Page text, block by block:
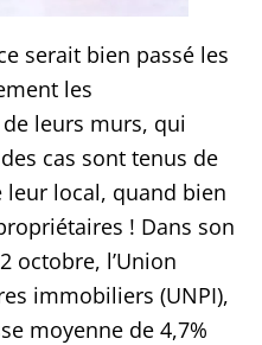
serait bien passé les
les
leurs murs, qui
cas sont tenus de
leur local, quand bien
! Dans son
octobre, l’Union
immobiliers (UNPI),
moyenne de 4,7%